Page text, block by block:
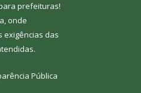
prefeituras!
onde
exigências das
Pública